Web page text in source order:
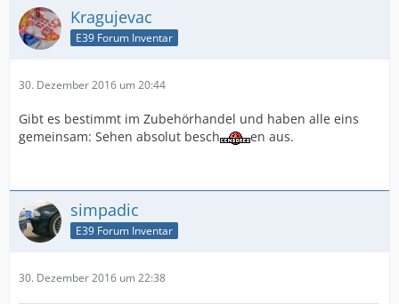
Kragujevac
E39 Forum Inventar
30. Dezember 2016 um 20:44
Gibt es bestimmt im Zubehörhandel und haben alle eins
gemeinsam: Sehen absolut besch
en aus.
simpadic
E39 Forum Inventar
30. Dezember 2016 um 22:38